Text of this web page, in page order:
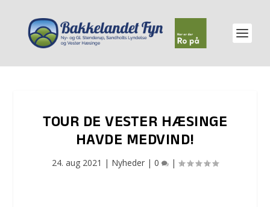
TOUR DE VESTER HÆSINGE
HAVDE MEDVIND!
24. aug 2021 | Nyheder | 0 |